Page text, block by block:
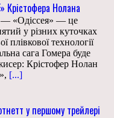
Крістофера Нолана
— «Одіссея» — це
у різних куточках
плівкової технології
сага Гомера буде
Крістофер Нолан
[...]
у першому трейлері